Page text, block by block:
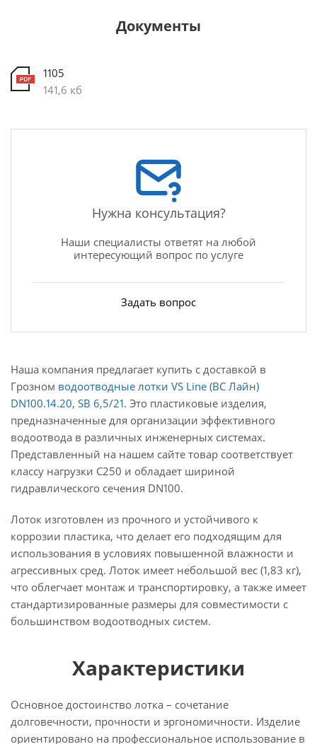
Документы
1105
141,6 кб
Нужна консультация?
Наши специалисты ответят на любой
интересующий вопрос по услуге
Задать вопрос
Наша компания предлагает купить с доставкой в
Грозном водоотводные лотки VS Line (ВС Лайн)
DN100.14.20, SB 6,5/21. Это пластиковые изделия,
предназначенные для организации эффективного
водоотвода в различных инженерных системах.
Представленный на нашем сайте товар соответствует
классу нагрузки C250 и обладает шириной
гидравлического сечения DN100.
Лоток изготовлен из прочного и устойчивого к
коррозии пластика, что делает его подходящим для
использования в условиях повышенной влажности и
агрессивных сред. Лоток имеет небольшой вес (1,83 кг),
что облегчает монтаж и транспортировку, а также имеет
стандартизированные размеры для совместимости с
большинством водоотводных систем.
Характеристики
Основное достоинство лотка – сочетание
долговечности, прочности и эргономичности. Изделие
ориентировано на профессиональное использование в